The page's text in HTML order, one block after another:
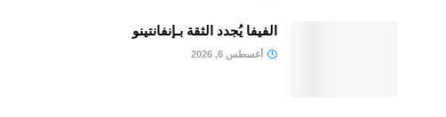
الفيفا يُجدد الثقة بـإنفانتينو
أغسطس 6, 2026